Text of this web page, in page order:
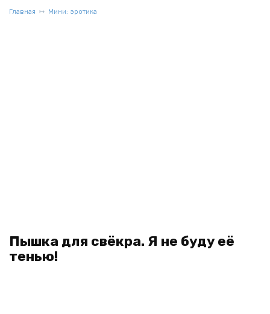
Главная Мини: эротика
Пышка для свёкра. Я не буду её
тенью!